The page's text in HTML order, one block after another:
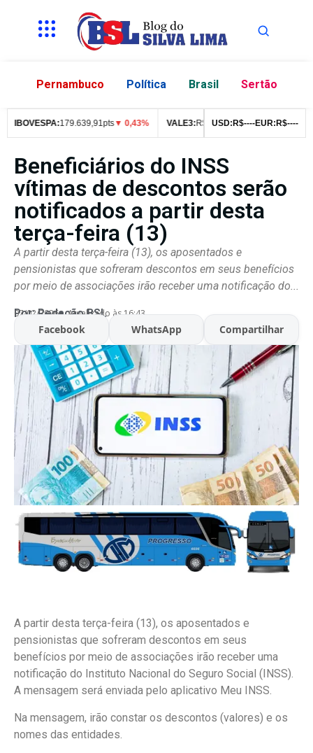
Pernambuco Política Brasil Sertão
IBOVESPA:179.639,91pts▼ 0,43% VALE3:R$76,99▼ 2,49% ITUB4:R$
USD: R$----EUR: R$----
Beneficiários do INSS
vítimas de descontos serão
notificados a partir desta
terça-feira (13)
A partir desta terça-feira (13), os aposentados e
pensionistas que sofreram descontos em seus benefícios
por meio de associações irão receber uma notificação do...
Por:Redação BSL
07/02/2026 Atualizado às 16:43
Facebook WhatsApp Compartilhar
A partir desta terça-feira (13), os aposentados e
pensionistas que sofreram descontos em seus
benefícios por meio de associações irão receber uma
notificação do Instituto Nacional do Seguro Social (INSS).
A mensagem será enviada pelo aplicativo Meu INSS.
Na mensagem, irão constar os descontos (valores) e os
nomes das entidades.